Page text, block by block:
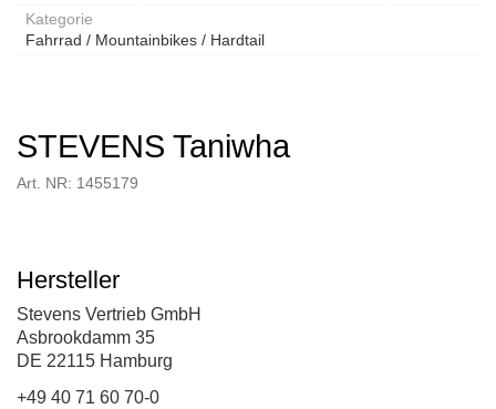
Kategorie
Fahrrad / Mountainbikes / Hardtail
STEVENS Taniwha
Art. NR: 1455179
Hersteller
Stevens Vertrieb GmbH
Asbrookdamm 35
DE 22115 Hamburg
+49 40 71 60 70-0